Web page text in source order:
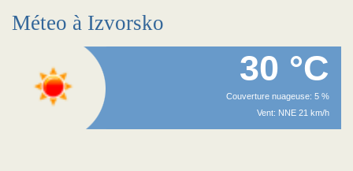
Méteo à Izvorsko
30 °C
Couverture nuageuse: 5 %
Vent: NNE 21 km/h